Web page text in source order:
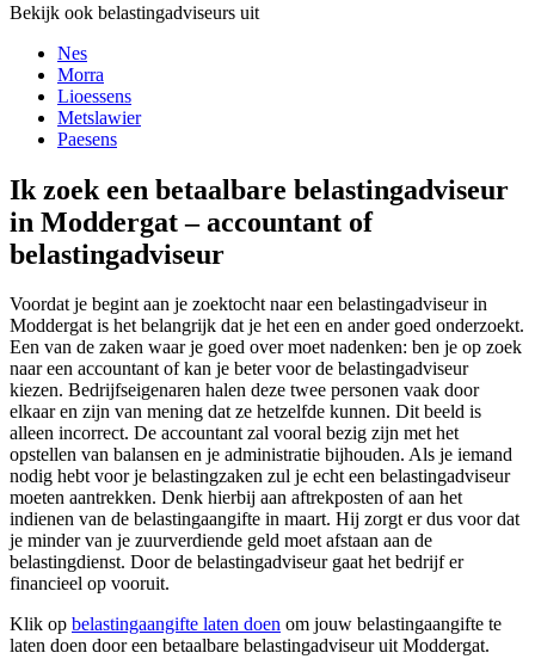
Bekijk ook belastingadviseurs uit
Nes
Morra
Lioessens
Metslawier
Paesens
Ik zoek een betaalbare belastingadviseur
in Moddergat – accountant of
belastingadviseur
Voordat je begint aan je zoektocht naar een belastingadviseur in
Moddergat is het belangrijk dat je het een en ander goed onderzoekt.
Een van de zaken waar je goed over moet nadenken: ben je op zoek
naar een accountant of kan je beter voor de belastingadviseur
kiezen. Bedrijfseigenaren halen deze twee personen vaak door
elkaar en zijn van mening dat ze hetzelfde kunnen. Dit beeld is
alleen incorrect. De accountant zal vooral bezig zijn met het
opstellen van balansen en je administratie bijhouden. Als je iemand
nodig hebt voor je belastingzaken zul je echt een belastingadviseur
moeten aantrekken. Denk hierbij aan aftrekposten of aan het
indienen van de belastingaangifte in maart. Hij zorgt er dus voor dat
je minder van je zuurverdiende geld moet afstaan aan de
belastingdienst. Door de belastingadviseur gaat het bedrijf er
financieel op vooruit.
Klik op belastingaangifte laten doen om jouw belastingaangifte te
laten doen door een betaalbare belastingadviseur uit Moddergat.